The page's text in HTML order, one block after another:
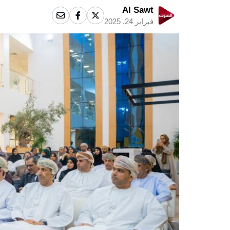
Al Sawt
فبراير 24, 2025